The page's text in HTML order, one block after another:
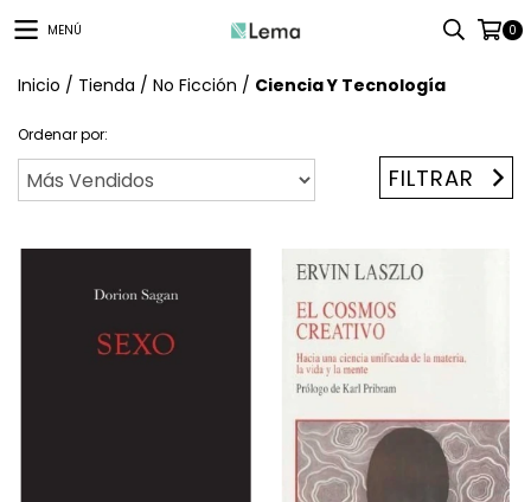
MENÚ 0
Inicio / Tienda / No Ficción / Ciencia Y Tecnología
Ordenar por:
FILTRAR